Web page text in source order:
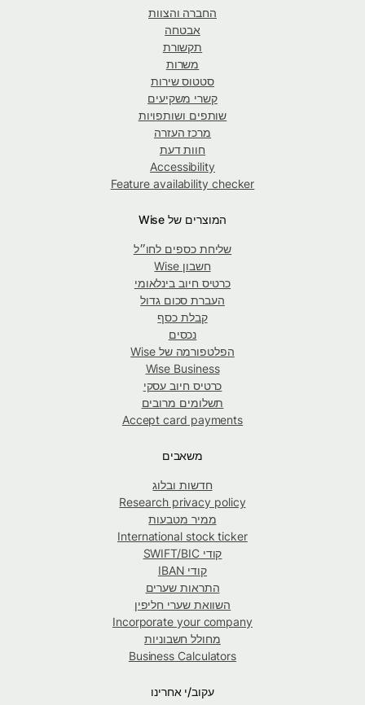
החברה והצוות
אבטחה
תקשורת
משרות
סטטוס שירות
קשרי משקיעים
שותפים ושותפויות
מרכז העזרה
חוות דעת
Accessibility
Feature availability checker
המוצרים של Wise
שליחת כספים לחו״ל
חשבון Wise
כרטיס חיוב בינלאומי
העברת סכום גדול
קבלת כסף
נכסים
הפלטפורמה של Wise
Wise Business
כרטיס חיוב עסקי
תשלומים מרובים
Accept card payments
משאבים
חדשות ובלוג
Research privacy policy
ממיר מטבעות
International stock ticker
קודי SWIFT/BIC
קודי IBAN
התראות שערים
השוואת שערי חליפין
Incorporate your company
מחולל חשבוניות
Business Calculators
עקוב/י אחרינו